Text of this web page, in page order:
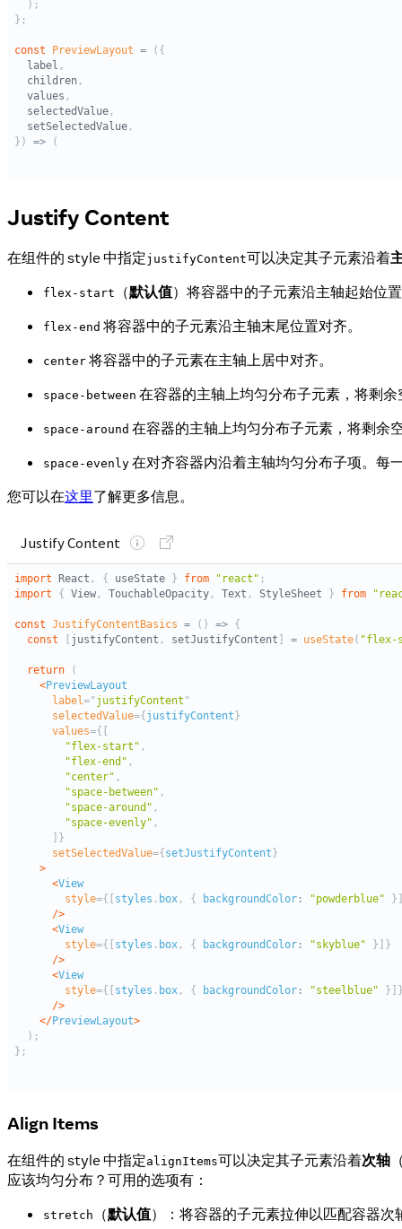
Justify Content
在组件的 style 中指定justifyContent可以决定其子元素沿着
flex-start （默认值）将容器中的子元素沿主轴起始位
flex-end 将容器中的子元素沿主轴末尾位置对齐。
center 将容器中的子元素在主轴上居中对齐。
space-between 在容器的主轴上均匀分布子元素，将剩
space-around 在容器的主轴上均匀分布子元素，将剩余
space-evenly 在对齐容器内沿着主轴均匀分布子项。每
您可以在这里了解更多信息。
Align Items
在组件的 style 中指定alignItems可以决定其子元素沿着次轴
应该均匀分布？可用的选项有：
stretch （默认值）：将容器的子元素拉伸以匹配容器次